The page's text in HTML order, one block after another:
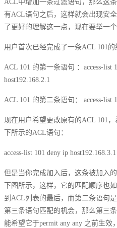
ACL中增加一条过滤语句，那么这
有ACL语句之后，这样就会出现安
了更好的理解这一点，现在要举一个
用户首次已经完成了一条ACL 101的
ACL 101 的第一条语句 ：access-list
host192.168.2.1
ACL 101 的第二条语句： access-list
现在用户希望更改原有的ACL 101
下所示的ACL语句：
access-list 101 deny ip
但是当你完成加入后，这条被加入
下图所示，这样，它的匹配顺序也
到ACL列表的最后，而第二条语句
第三条语句匹配的机会，那么第三
能希望它于permit any any 之前生